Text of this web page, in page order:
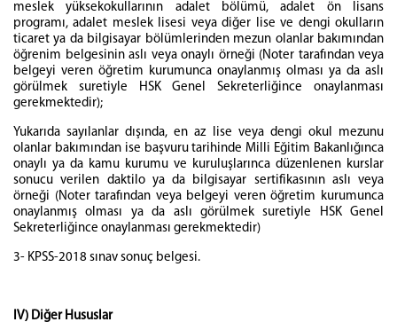
meslek yüksekokullarının adalet bölümü, adalet ön lisans
programı, adalet meslek lisesi veya diğer lise ve dengi okulların
ticaret ya da bilgisayar bölümlerinden mezun olanlar bakımından
öğrenim belgesinin aslı veya onaylı örneği (Noter tarafından veya
belgeyi veren öğretim kurumunca onaylanmış olması ya da aslı
görülmek suretiyle HSK Genel Sekreterliğince onaylanması
gerekmektedir);
Yukarıda sayılanlar dışında, en az lise veya dengi okul mezunu
olanlar bakımından ise başvuru tarihinde Milli Eğitim Bakanlığınca
onaylı ya da kamu kurumu ve kuruluşlarınca düzenlenen kurslar
sonucu verilen daktilo ya da bilgisayar sertifikasının aslı veya
örneği (Noter tarafından veya belgeyi veren öğretim kurumunca
onaylanmış olması ya da aslı görülmek suretiyle HSK Genel
Sekreterliğince onaylanması gerekmektedir)
3- KPSS-2018 sınav sonuç belgesi.
IV) Diğer Hususlar